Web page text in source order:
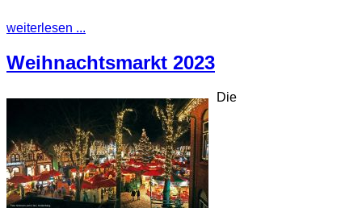
weiterlesen ...
Weihnachtsmarkt 2023
Die